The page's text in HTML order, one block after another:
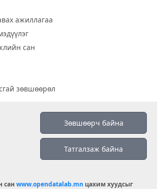
ажиллагаа
сан
зөвшөөрөл
Зөвшөөрч байна
Татгалзаж байна
сан www.opendatalab.mn цахим хуудсыг